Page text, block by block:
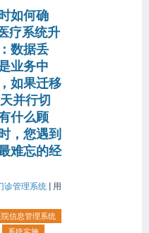
如何确
疗系统升
数据丢
业务中
如果迁移
并行切
什么顾
，您遇到
难忘的经
诊管理系统 | 用
信息管理系统
系统实施